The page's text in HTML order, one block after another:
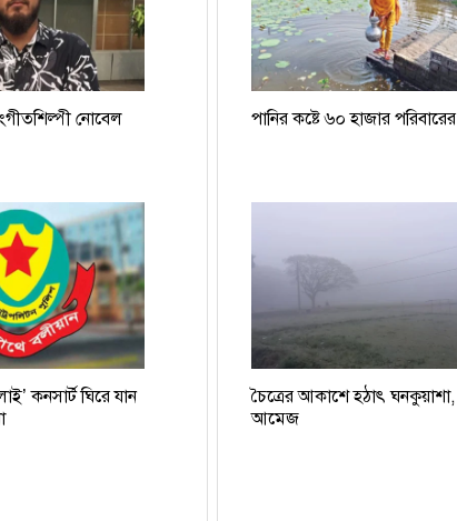
নোবেল
কনসার্ট ঘিরে যান
পানির কষ্টে ৬০ হাজার
চৈত্রের আকাশে হঠাৎ
আমেজ